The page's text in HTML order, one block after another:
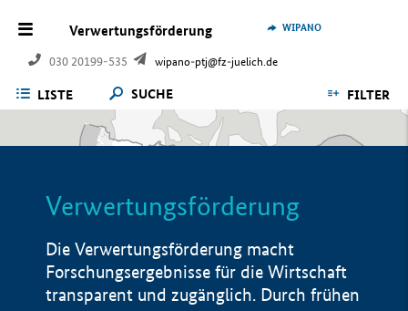
Verwertungsförderung
030 20199-535 wipano-ptj@fz-juelich.de
WIPANO
LISTE SUCHE FILTER
Verwertungsförderung
Die Verwertungsförderung macht
Forschungsergebnisse für die Wirtschaft
transparent und zugänglich. Durch frühen